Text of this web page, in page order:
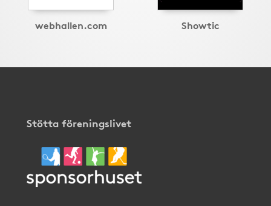
webhallen.com Showtic
Stötta föreningslivet